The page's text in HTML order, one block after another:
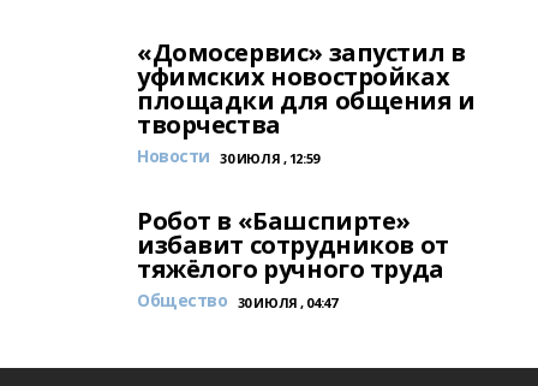
«Домосервис» запустил в
уфимских новостройках
площадки для общения и
творчества
Новости 30 ИЮЛЯ , 12:59
Робот в «Башспирте»
избавит сотрудников от
тяжёлого ручного труда
Общество 30 ИЮЛЯ , 04:47